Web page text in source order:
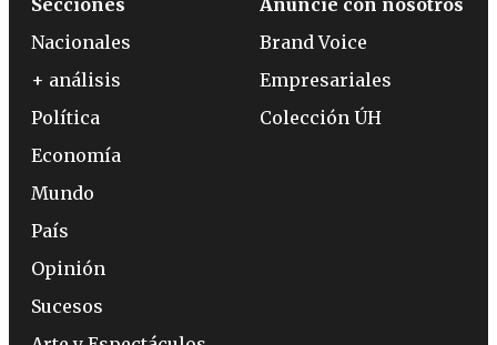
Nacionales
+ análisis
Política
Economía
Mundo
País
Opinión
Sucesos
Brand Voice
Empresariales
Colección ÚH